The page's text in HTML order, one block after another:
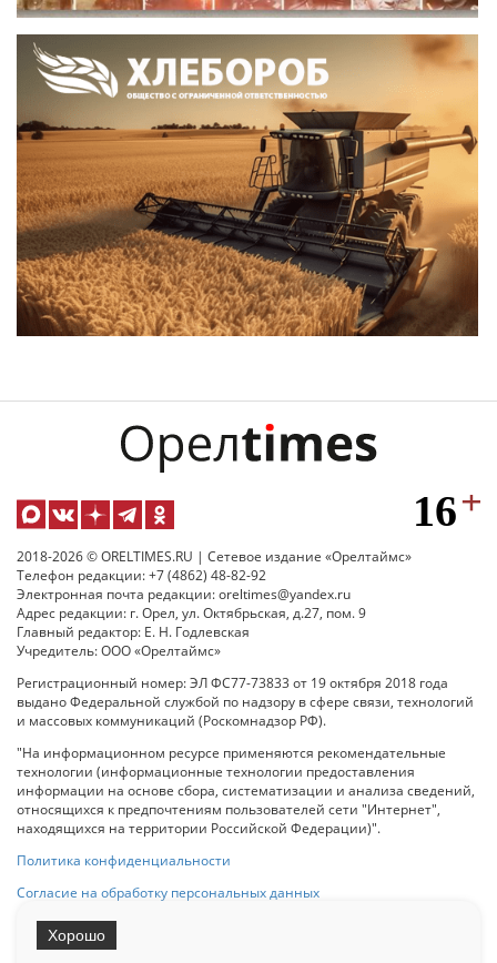
2018-2026 © ORELTIMES.RU | Сетевое издание «Орелтаймс»
Телефон редакции: +7 (4862) 48-82-92
Электронная почта редакции: oreltimes@yandex.ru
Адрес редакции: г. Орел, ул. Октябрьская, д.27, пом. 9
Главный редактор: Е. Н. Годлевская
Учредитель: ООО «Орелтаймс»
Регистрационный номер: ЭЛ ФС77-73833 от 19 октября 2018 года
выдано Федеральной службой по надзору в сфере связи, технологий
и массовых коммуникаций (Роскомнадзор РФ).
"На информационном ресурсе применяются рекомендательные
технологии (информационные технологии предоставления
информации на основе сбора, систематизации и анализа сведений,
относящихся к предпочтениям пользователей сети "Интернет",
находящихся на территории Российской Федерации)".
Политика конфиденциальности
Согласие на обработку персональных данных
Хорошо